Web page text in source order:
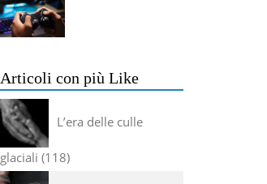
Articoli con più Like
L’era delle culle
glaciali 118